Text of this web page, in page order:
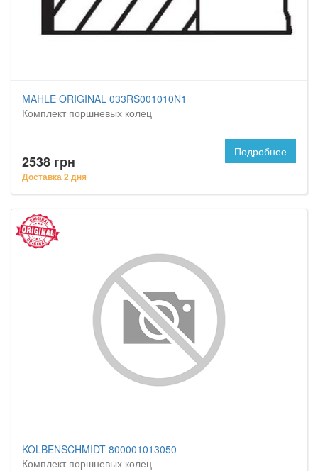
MAHLE ORIGINAL 033RS001010N1
Комплект поршневых колец
2538 грн
Доставка 2 дня
Подробнее
KOLBENSCHMIDT 800001013050
Комплект поршневых колец